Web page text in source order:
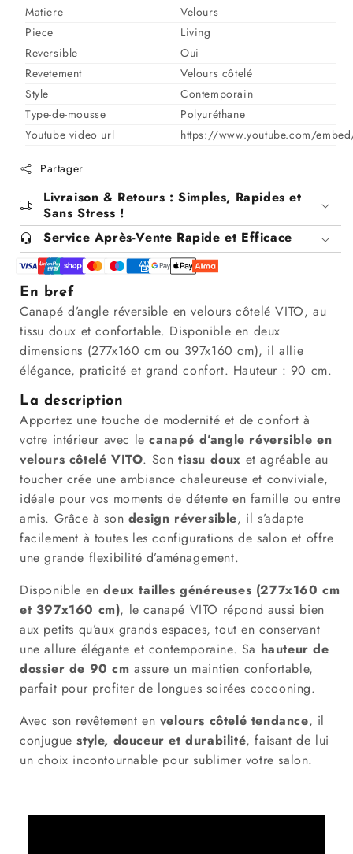
Matiere
Velours
Piece
Living
Reversible
Oui
Revetement
Velours côtelé
Style
Contemporain
Type-de-mousse
Polyuréthane
Youtube video url
https://www.youtube.com/
Partager
Livraison & Retours : Simples, Rapides et
Sans Stress !
Service Après-Vente Rapide et Efficace
En bref
Canapé d’angle réversible en velours côtelé VITO, au
tissu doux et confortable. Disponible en deux
dimensions (277x160 cm ou 397x160 cm), il allie
élégance, praticité et grand confort. Hauteur : 90 cm.
La description
Apportez une touche de modernité et de confort à
votre intérieur avec lecanapé d’angle réversible en
velours côtelé VITO. Sontissu doux et agréable au
toucher crée une ambiance chaleureuse et conviviale,
idéale pour vos moments de détente en famille ou entre
amis. Grâce à son design réversible, il s’adapte
facilement à toutes les configurations de salon et offre
une grande flexibilité d’aménagement.
Disponible endeux tailles généreuses (277x160 cm
et 397x160 cm), le canapé VITO répond aussi bien
aux petits qu’aux grands espaces, tout en conservant
une allure élégante et contemporaine. Sa hauteur de
dossier de 90 cm assure un maintien confortable,
parfait pour profiter de longues soirées cocooning.
Avec son revêtement en velours côtelé tendance, il
conjuguestyle, douceur et durabilité, faisant de lui
un choix incontournable pour sublimer votre salon.